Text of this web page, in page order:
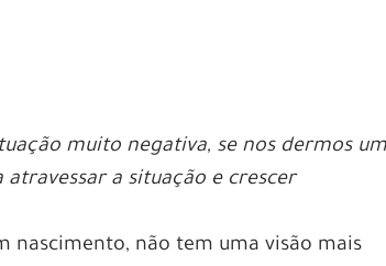
muito negativa, se nos dermos um
a situação e crescer
nascimento, não tem uma visão mais